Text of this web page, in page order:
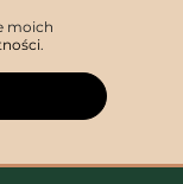
moich
.